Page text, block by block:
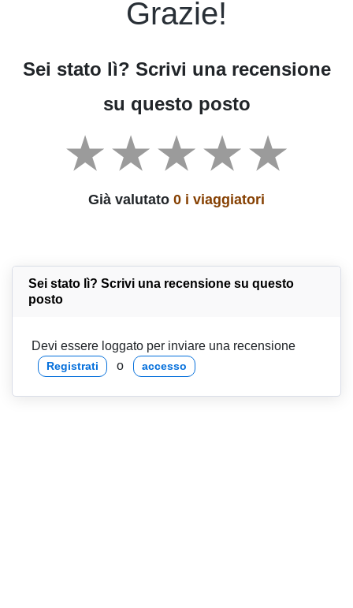
Grazie!
Sei stato lì? Scrivi una recensione
su questo posto
Già valutato 0 i viaggiatori
Sei stato lì? Scrivi una recensione su questo
posto
Devi essere loggato per inviare una recensione
Registrati o accesso